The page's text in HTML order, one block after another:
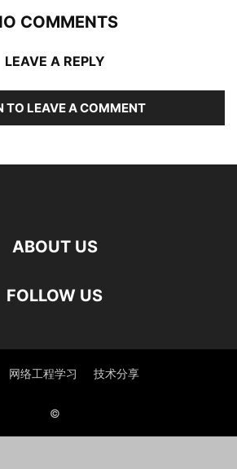
COMMENTS
LEAVE A REPLY
TO LEAVE A COMMENT
ABOUT US
FOLLOW US
网络工程学习 技术分享
©